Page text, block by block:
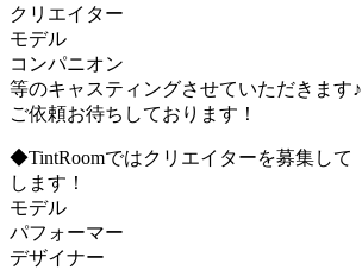
クリエイター
モデル
コンパニオン
等のキャスティングさせていただきます♪
ご依頼お待ちしております！
◆TintRoomではクリエイターを募集して
します！
モデル
パフォーマー
デザイナー